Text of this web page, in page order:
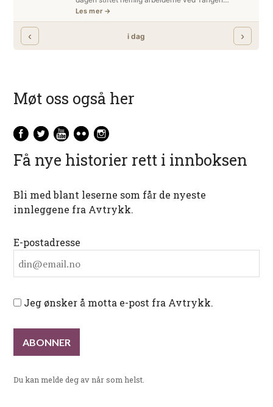
Møt oss også her
Få nye historier rett i innboksen
Bli med blant leserne som får de nyeste
innleggene fra Avtrykk.
E-postadresse
Jeg ønsker å motta e-post fra Avtrykk.
Du kan melde deg av når som helst.